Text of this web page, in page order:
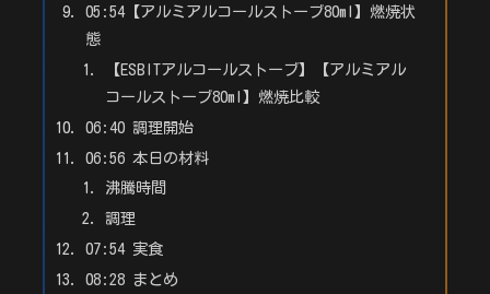
05:54【アルミアルコールストーブ80ml】燃焼状
態
【ESBITアルコールストーブ】【アルミアル
コールストーブ80ml】燃焼比較
06:40 調理開始
06:56 本日の材料
沸騰時間
調理
07:54 実食
08:28 まとめ